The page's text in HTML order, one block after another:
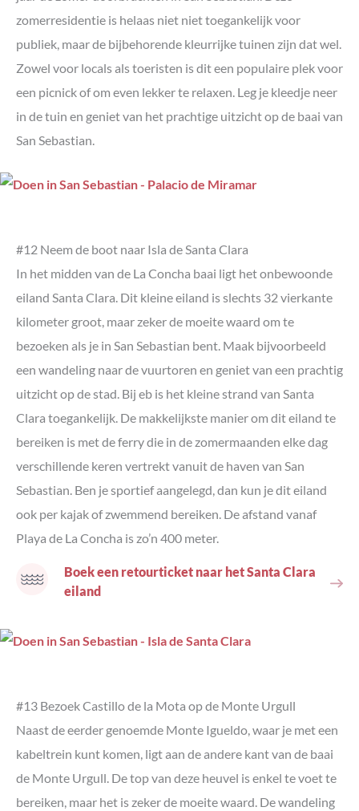
zomerresidentie is helaas niet niet toegankelijk voor
publiek, maar de bijbehorende kleurrijke tuinen zijn dat wel.
Zowel voor locals als toeristen is dit een populaire plek voor
een picnick of om even lekker te relaxen. Leg je kleedje neer
in de tuin en geniet van het prachtige uitzicht op de baai van
San Sebastian.
#12 Neem de boot naar Isla de Santa Clara
In het midden van de La Concha baai ligt het onbewoonde
eiland Santa Clara. Dit kleine eiland is slechts 32 vierkante
kilometer groot, maar zeker de moeite waard om te
bezoeken als je in San Sebastian bent. Maak bijvoorbeeld
een wandeling naar de vuurtoren en geniet van een prachtig
uitzicht op de stad. Bij eb is het kleine strand van Santa
Clara toegankelijk. De makkelijkste manier om dit eiland te
bereiken is met de ferry die in de zomermaanden elke dag
verschillende keren vertrekt vanuit de haven van San
Sebastian. Ben je sportief aangelegd, dan kun je dit eiland
ook per kajak of zwemmend bereiken. De afstand vanaf
Playa de La Concha is zo’n 400 meter.
Boek een retourticket naar het Santa Clara
eiland
#13 Bezoek Castillo de la Mota op de Monte Urgull
Naast de eerder genoemde Monte Igueldo, waar je met een
kabeltrein kunt komen, ligt aan de andere kant van de baai
de Monte Urgull. De top van deze heuvel is enkel te voet te
bereiken, maar het is zeker de moeite waard. De wandeling